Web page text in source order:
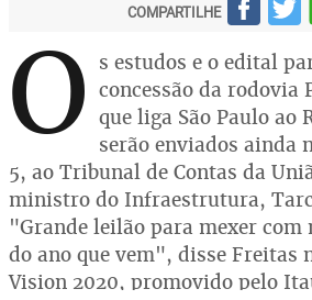
COMPARTILHE
O
s estudos e o edital
concessão da rodovia
que liga São Paulo ao
serão enviados ainda
5, ao Tribunal de Contas da
ministro do Infraestrutura,
"Grande leilão para mexer com
do ano que vem", disse Freitas
Vision 2020, promovido pelo